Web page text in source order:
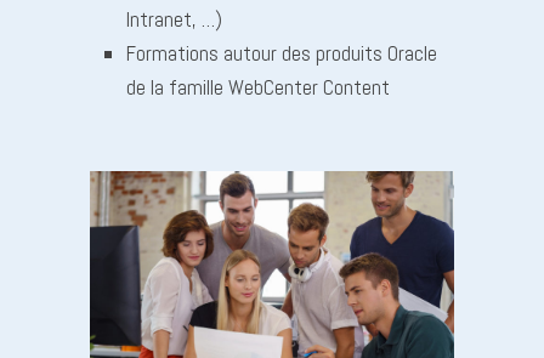
Intranet, …)
Formations autour des produits Oracle
de la famille WebCenter Content